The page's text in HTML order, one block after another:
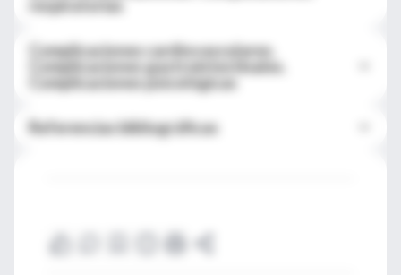
Complicaciones cardiovasculares.
Complicaciones gastrointestinales.
Referencias bibliográficas